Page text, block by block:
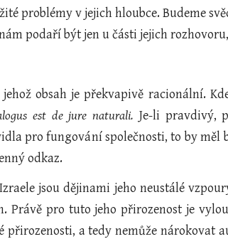
problémy v jejich hloubce. Budeme
podaří být jen u části jejich
jehož obsah je překvapivě racionální.
est de jure naturali. Je-li pravdivý,
pro fungování společnosti, to by měl
odkaz.
jsou dějinami jeho neustálé
Právě pro tuto jeho přirozenost je
a tedy nemůže nárokovat